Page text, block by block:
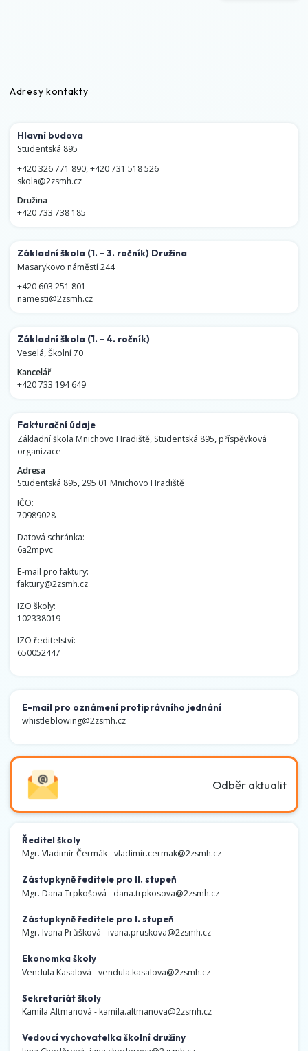
Adresy kontakty
Hlavní budova
Studentská 895
+420 326 771 890,+420 731 518 526
skola@2zsmh.cz
Družina
+420 733 738 185
Základní škola (1. - 3. ročník) Družina
Masarykovo náměstí 244
+420 603 251 801
namesti@2zsmh.cz
Základní škola (1. - 4. ročník)
Veselá, Školní 70
Kancelář
+420 733 194 649
Fakturační údaje
Základní škola Mnichovo Hradiště, Studentská 895, příspěvková
organizace
Adresa
Studentská 895, 295 01 Mnichovo Hradiště
IČO:
70989028
Datová schránka:
6a2mpvc
E-mail pro faktury:
faktury@2zsmh.cz
IZO školy:
102338019
IZO ředitelství:
650052447
E-mail pro oznámení protiprávního jednání
whistleblowing@2zsmh.cz
Odběr aktualit
Ředitel školy
Mgr. Vladimír Čermák -vladimir.cermak@2zsmh.cz
Zástupkyně ředitele pro II. stupeň
Mgr. Dana Trpkošová - dana.trpkosova@2zsmh.cz
Zástupkyně ředitele pro I. stupeň
Mgr. Ivana Průšková -ivana.pruskova@2zsmh.cz
Ekonomka školy
Vendula Kasalová -vendula.kasalova@2zsmh.cz
Sekretariát školy
Kamila Altmanová -kamila.altmanova@2zsmh.cz
Vedoucí vychovatelka školní družiny